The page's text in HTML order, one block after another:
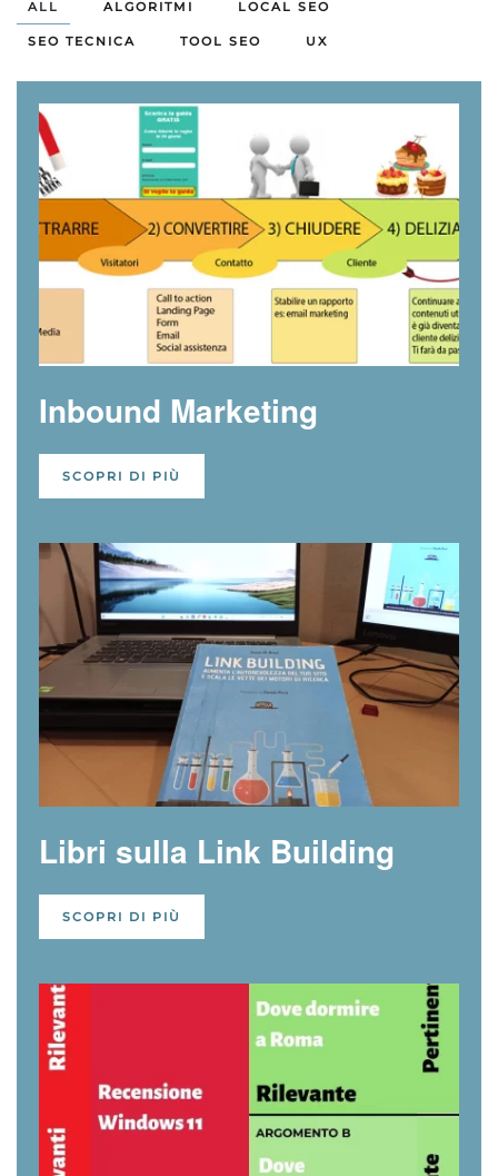
ALL ALGORITMI LOCAL SEO
SEO TECNICA TOOL SEO UX
Inbound Marketing
SCOPRI DI PIÙ
Libri sulla Link Building
SCOPRI DI PIÙ